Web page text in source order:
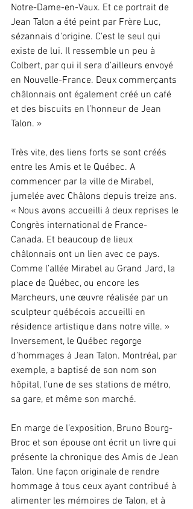
Notre-Dame-en-Vaux. Et ce portrait de
Jean Talon a été peint par Frère Luc,
sézannais d'origine. C'est le seul qui
existe de lui. Il ressemble un peu à
Colbert, par qui il sera d’ailleurs envoyé
en Nouvelle-France. Deux commerçants
châlonnais ont également créé un café
et des biscuits en l’honneur de Jean
Talon. »
Très vite, des liens forts se sont créés
entre les Amis et le Québec. A
commencer par la ville de Mirabel,
jumelée avec Châlons depuis treize ans.
« Nous avons accueilli à deux reprises le
Congrès international de France-
Canada. Et beaucoup de lieux
châlonnais ont un lien avec ce pays.
Comme l’allée Mirabel au Grand Jard, la
place de Québec, ou encore les
Marcheurs, une œuvre réalisée par un
sculpteur québécois accueilli en
résidence artistique dans notre ville. »
Inversement, le Québec regorge
d’hommages à Jean Talon. Montréal, par
exemple, a baptisé de son nom son
hôpital, l’une de ses stations de métro,
sa gare, et même son marché.
En marge de l’exposition, Bruno Bourg-
Broc et son épouse ont écrit un livre qui
présente la chronique des Amis de Jean
Talon. Une façon originale de rendre
hommage à tous ceux ayant contribué à
alimenter les mémoires de Talon, et à